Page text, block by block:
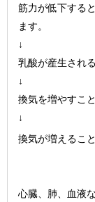
筋力が低下する
ます。
↓
乳酸が産生され
↓
換気を増やすこ
↓
換気が増えるこ
心臓、肺、血液